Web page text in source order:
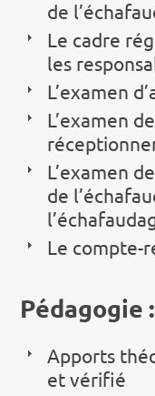
de
Le cadre
les
L’examen
L’examen
L’examen
de
Le compte-
Pédagogie :
Apports
et vérifié